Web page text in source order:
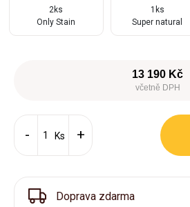
2ks
Only Stain
1ks
Super natural
13 190 Kč
včetně DPH
Ks
Doprava zdarma